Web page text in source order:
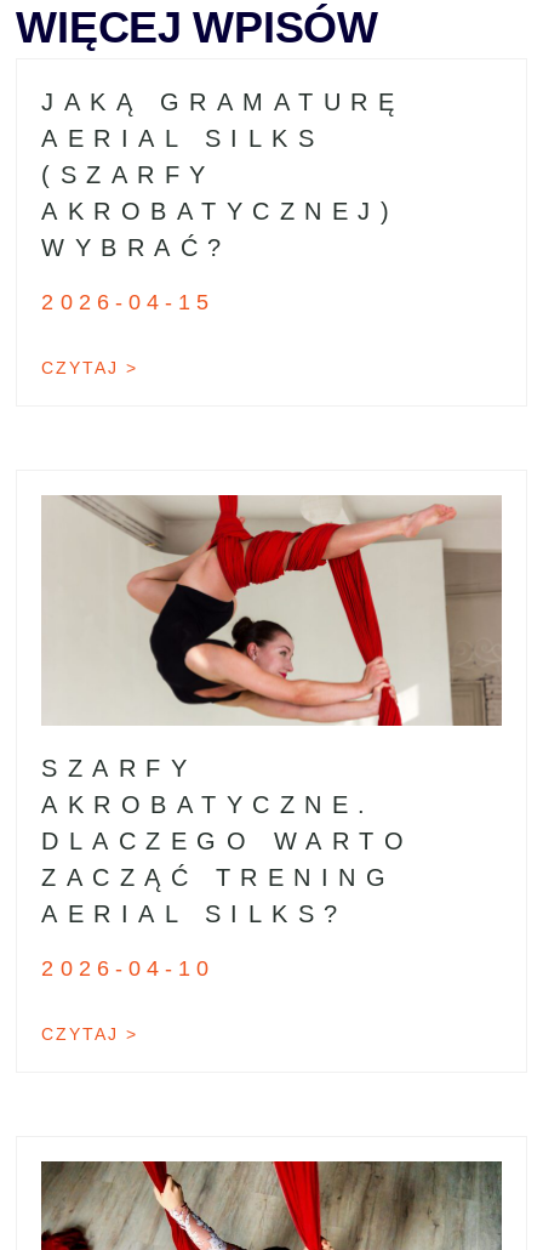
WIĘCEJ WPISÓW
JAKĄ GRAMATURĘ
AERIAL SILKS
(SZARFY
AKROBATYCZNEJ)
WYBRAĆ?
2026-04-15
CZYTAJ >
SZARFY
AKROBATYCZNE.
DLACZEGO WARTO
ZACZĄĆ TRENING
AERIAL SILKS?
2026-04-10
CZYTAJ >